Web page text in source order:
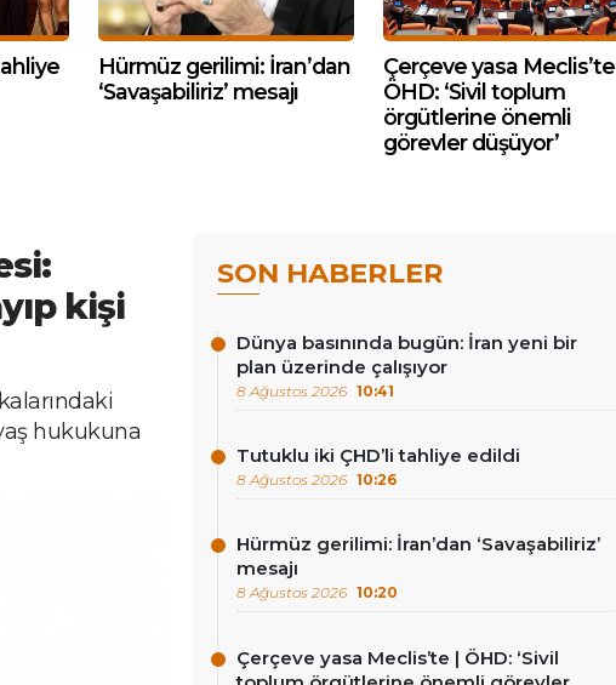
Hürmüz gerilimi: İran’dan
‘Savaşabiliriz’ mesajı
Çerçeve yasa Meclis’te |
ÖHD: ‘Sivil toplum
örgütlerine önemli
görevler düşüyor’
kişi
hukukuna
SON HABERLER
Dünya basınında bugün: İran yeni bir
plan üzerinde çalışıyor
8 Ağustos 2026 10:41
Tutuklu iki ÇHD’li tahliye edildi
8 Ağustos 2026 10:26
Hürmüz gerilimi: İran’dan ‘Savaşabiliriz’
mesajı
8 Ağustos 2026 10:20
Çerçeve yasa Meclis’te | ÖHD: ‘Sivil